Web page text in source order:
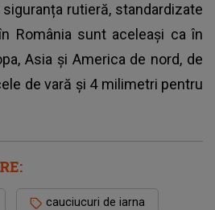
rutieră, standardizate
România sunt aceleași ca în
Asia și America de nord, de
de vară și 4 milimetri pentru
cauciucuri de iarna